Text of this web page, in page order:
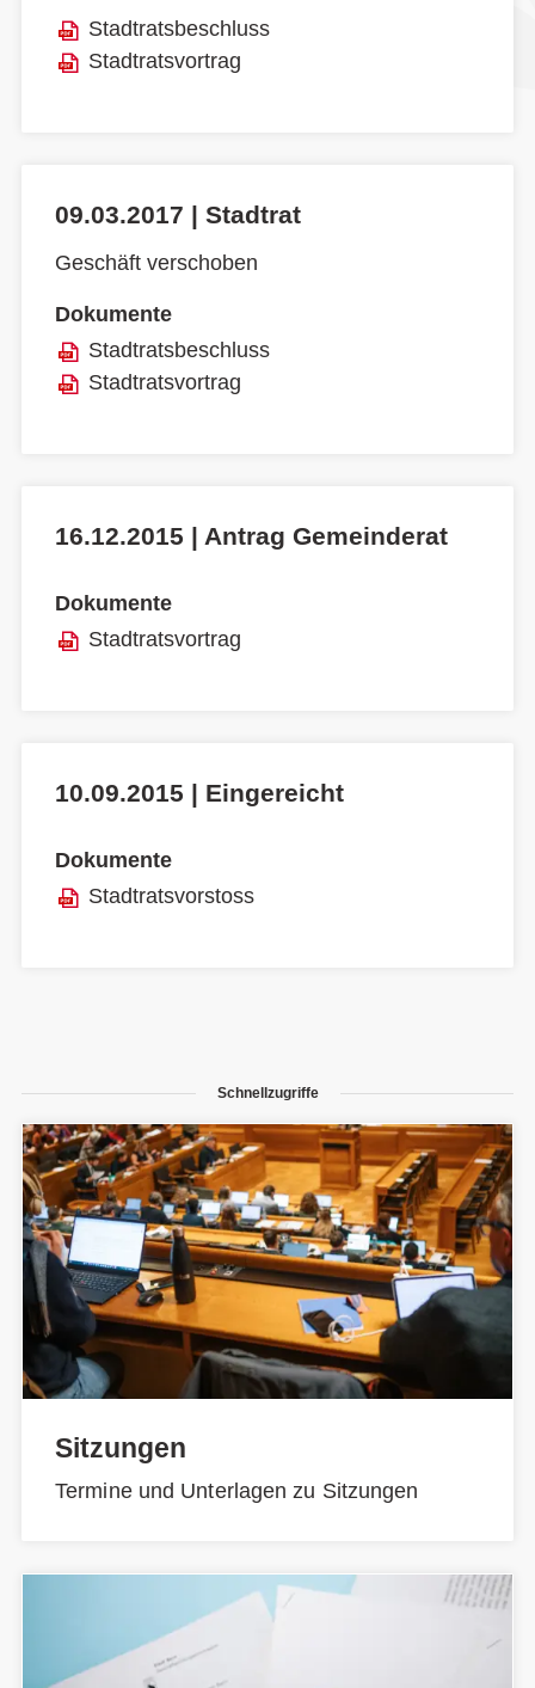
Stadtratsbeschluss
Stadtratsvortrag
09.03.2017 | Stadtrat
Geschäft verschoben
Dokumente
Stadtratsbeschluss
Stadtratsvortrag
16.12.2015 | Antrag Gemeinderat
Dokumente
Stadtratsvortrag
10.09.2015 | Eingereicht
Dokumente
Stadtratsvorstoss
Schnellzugriffe
Sitzungen
Termine und Unterlagen zu Sitzungen